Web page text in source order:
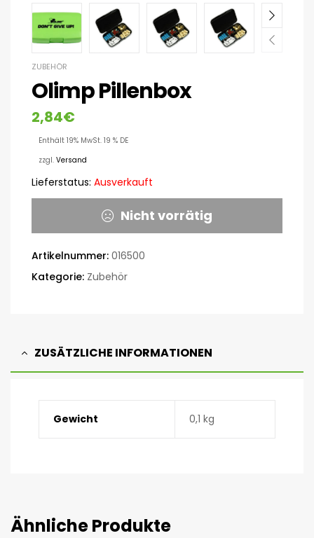
ZUBEHÖR
Olimp Pillenbox
2,84€
Enthält 19% MwSt. 19 % DE
zzgl. Versand
Lieferstatus: Ausverkauft
Nicht vorrätig
Artikelnummer: 016500
Kategorie: Zubehör
ZUSÄTZLICHE INFORMATIONEN
Gewicht 0,1 kg
Ähnliche Produkte